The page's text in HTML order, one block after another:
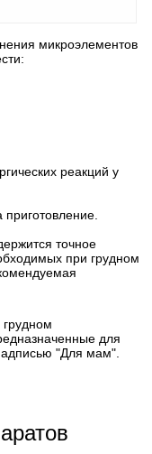
микроэлементов
реакций у
точное
при грудном
для
"Для мам".